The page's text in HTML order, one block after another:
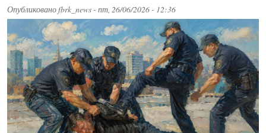
Опубликованоfbrk_news- пт, 26/06/2026 - 12:36